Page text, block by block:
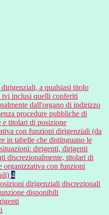
a qualsiasi titolo
ivi inclusi quelli conferiti
dall'organo di indirizzo
procedure pubbliche di
e titolari di posizione
con funzioni dirigenziali (da
in tabelle che distinguano le
dirigenti, dirigenti
discrezionalmente, titolari di
organizzativa con funzioni
4
dirigenziali discrezionali
disponibili